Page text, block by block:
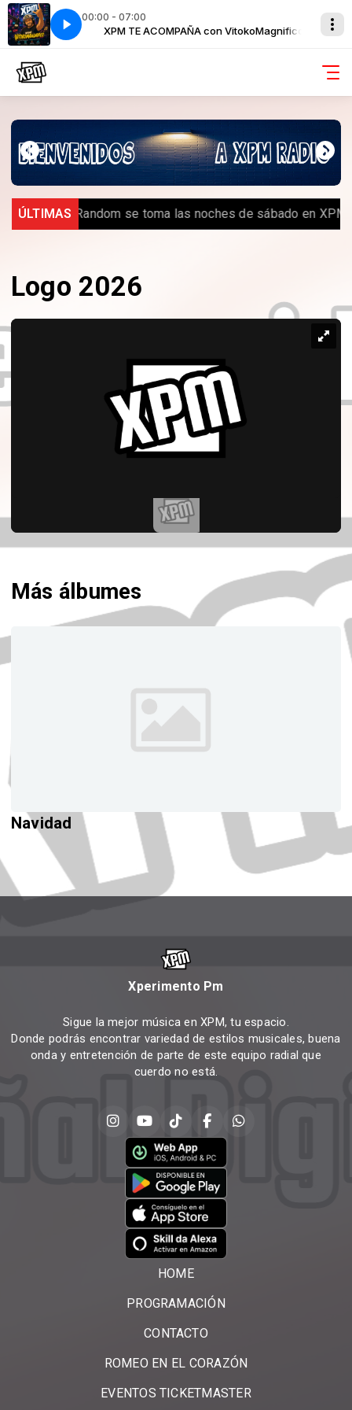
00:00 - 07:00
XPM TE ACOMPAÑA con VitokoMagnifico
ÚLTIMAS
Royal Random se toma las noches de sábado en XPM
Logo 2026
Más álbumes
Navidad
Xperimento Pm
Sigue la mejor música en XPM, tu espacio.
Donde podrás encontrar variedad de estilos musicales, buena
onda y entretención de parte de este equipo radial que
cuerdo no está.
HOME
PROGRAMACIÓN
CONTACTO
ROMEO EN EL CORAZÓN
EVENTOS TICKETMASTER